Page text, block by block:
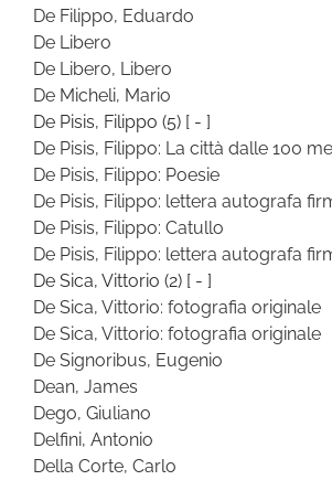
De Filippo, Eduardo
De Libero
De Libero, Libero
De Micheli, Mario
De Pisis, Filippo (5) [ - ]
De Pisis, Filippo: La città dalle 100
De Pisis, Filippo: Poesie
De Pisis, Filippo: lettera autografa
De Pisis, Filippo: Catullo
De Pisis, Filippo: lettera autografa
De Sica, Vittorio (2) [ - ]
De Sica, Vittorio: fotografia originale
De Sica, Vittorio: fotografia originale
De Signoribus, Eugenio
Dean, James
Dego, Giuliano
Delfini, Antonio
Della Corte, Carlo